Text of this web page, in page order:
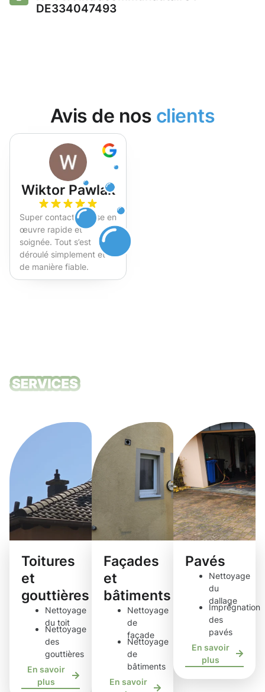
DE334047493
Avis de nos clients
Wiktor Pawlak
Super contact et mise en
œuvre rapide et
soignée. Tout s’est
déroulé simplement et
de manière fiable.
Fortement recommandé !
Toitures
et
gouttières
Nettoyage
du toit
Nettoyage
des
gouttières
En savoir
plus
Façades
et
bâtiments
Nettoyage
de
façade
Nettoyage
de
bâtiments
En savoir
Pavés
Nettoyage
du
dallage
Imprégnation
des
pavés
En savoir
plus